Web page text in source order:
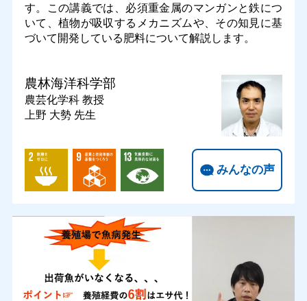
す。この講義では、必須重金属のマンガンと鉄につ
いて、植物が吸収するメカニズムや、その知見に基
づいて開発している肥料について解説します。
農林海洋科学部
農芸化学科 教授
上野 大勢 先生
みんなの声